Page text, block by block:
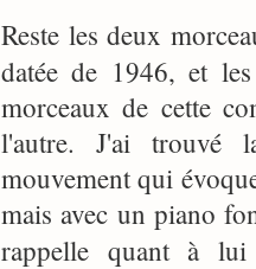
Reste les deux
datée de 1946, et
morceaux de cette
l'autre. J'ai trouvé
mouvement qui
mais avec un piano
rappelle quant à